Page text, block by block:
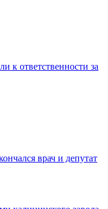
к ответственности за
врач и депутат